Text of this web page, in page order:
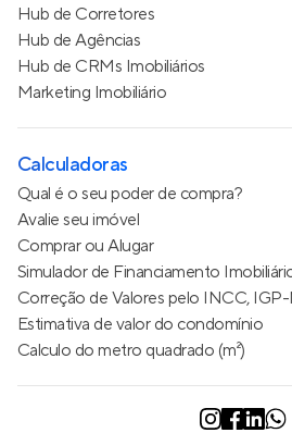
Hub de Corretores
Hub de Agências
Hub de CRMs Imobiliários
Marketing Imobiliário
Calculadoras
Qual é o seu poder de compra?
Avalie seu imóvel
Comprar ou Alugar
Simulador de Financiamento
Correção de Valores pelo INCC,
Estimativa de valor do condomínio
Calculo do metro quadrado (m²)